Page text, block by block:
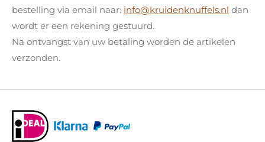
bestelling via email naar: info@kruidenknuffels.nl dan
wordt er een rekening gestuurd.
Na ontvangst van uw betaling worden de artikelen
verzonden.